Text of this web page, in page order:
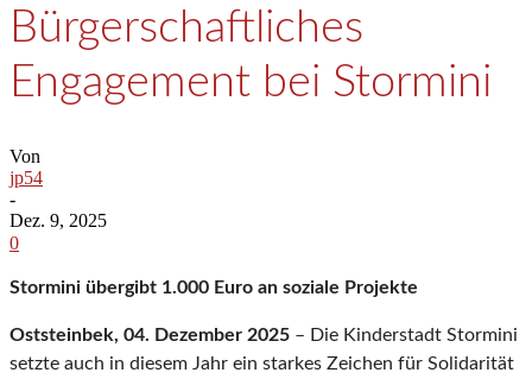
Bürgerschaftliches
Engagement bei Stormini
Von
jp54
-
Dez. 9, 2025
0
Stormini übergibt 1.000 Euro an soziale Projekte
Oststeinbek, 04. Dezember 2025 – Die Kinderstadt Stormini
setzte auch in diesem Jahr ein starkes Zeichen für Solidarität